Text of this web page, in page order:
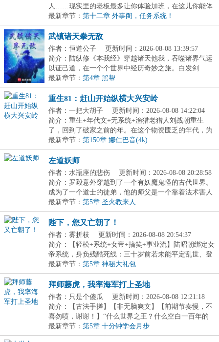
人……现实里的老板最多让你体验加班，在这儿你能体
验...
最新章节： 第十二章 外事阁，任务系统！
武镇诸天拳无敌
作者：恒道公子
更新时间：2026-08-08 13:39:57
简介：陆纵修《本我经》穿越诸天他我，吞噬诸界气运
以证己道，在一个个世界中经历奇妙之旅。白发剑
仙：“...
最新章节： 第4章 黑帮
重生81：赶山开始纵横大兴安岭
作者：一把大胡子
更新时间：2026-08-08 14:22:04
简介：重生+年代文+无系统+渔猎老猎人刘战朝重生
了，回到了破家之前的年。在这个物资匮乏的年代，为
了一...
最新章节： 第150章 娜仁巴音(4k)
左道妖师
作者：水瓶座的悲伤
更新时间：2026-08-08 20:28:58
简介：罗毅意外穿越到了一个有妖魔鬼怪的古代世界。
成为了一个道士的徒弟，他的师父是一个靠着法术害人
谋...
最新章节： 第5章 圣火教来人
陛下，您又亡朝了！
作者：雾折枝
更新时间：2026-08-08 20:54:37
简介：【轻松+系统+女帝+搞笑+事业流】陆昭朝绑定女
帝系统，身负残酷死线：三十岁前若未能平定乱世、登
顶...
最新章节： 第5章 神秘大礼包
拜师藤虎，我率海军打上圣地
作者：只是个傻瓜
更新时间：2026-08-08 12:21:18
简介：【古法手搓】【非无脑爽文】【前期节奏慢，不
喜勿喷，谢谢！】“什么世界之王？什么空白一百年的
历...
最新章节： 第5章 十分钟学会月步